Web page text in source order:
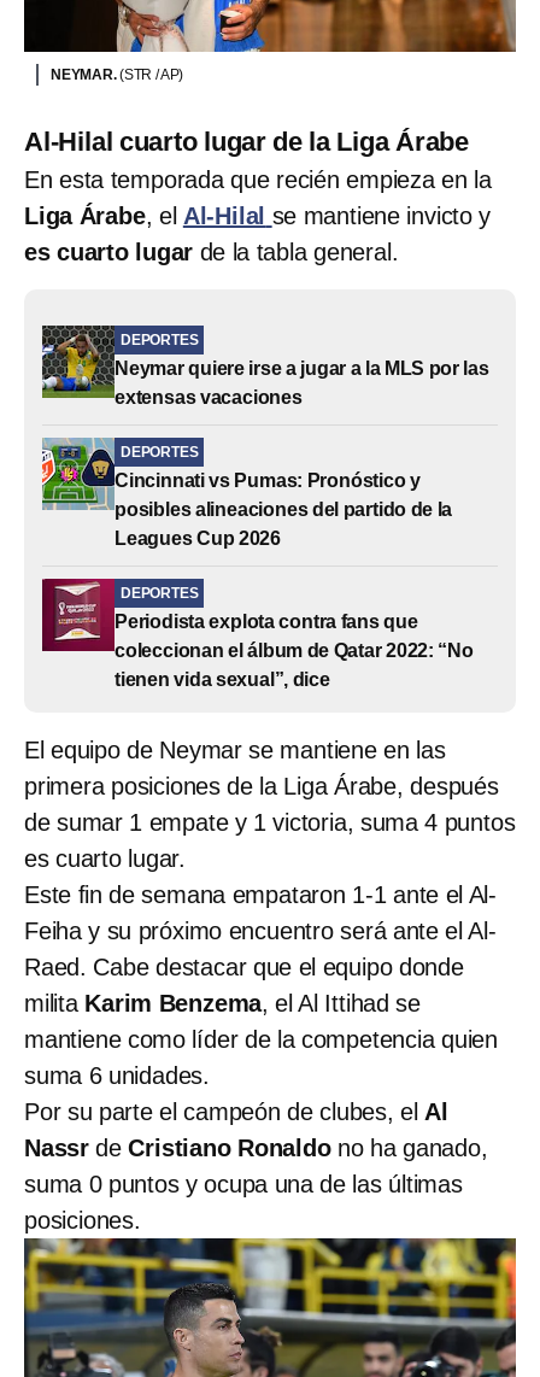
NEYMAR.(STR / AP)
Al-Hilal cuarto lugar de la Liga Árabe
En esta temporada que recién empieza en la
Liga Árabe, el Al-Hilal se mantiene invicto y
es cuarto lugar de la tabla general.
DEPORTES
Neymar quiere irse a jugar a la MLS por las
extensas vacaciones
DEPORTES
Cincinnati vs Pumas: Pronóstico y
posibles alineaciones del partido de la
Leagues Cup 2026
DEPORTES
Periodista explota contra fans que
coleccionan el álbum de Qatar 2022: “No
tienen vida sexual”, dice
El equipo de Neymar se mantiene en las
primera posiciones de la Liga Árabe, después
de sumar 1 empate y 1 victoria, suma 4 puntos
es cuarto lugar.
Este fin de semana empataron 1-1 ante el Al-
Feiha y su próximo encuentro será ante el Al-
Raed. Cabe destacar que el equipo donde
milita Karim Benzema, el Al Ittihad se
mantiene como líder de la competencia quien
suma 6 unidades.
Por su parte el campeón de clubes, el Al
Nassr deCristiano Ronaldono ha ganado,
suma 0 puntos y ocupa una de las últimas
posiciones.